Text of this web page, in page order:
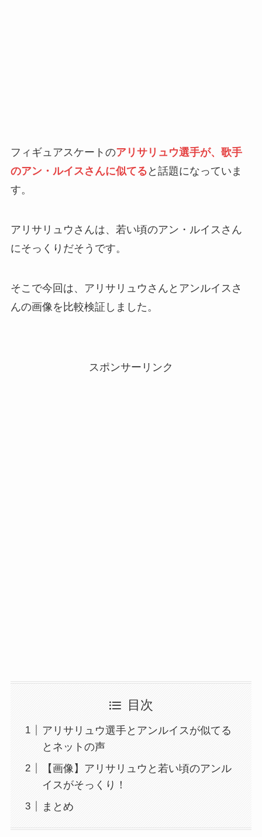
フィギュアスケートのアリサリュウ選手が、歌手
のアン・ルイスさんに似てる と話題になっていま
す。
アリサリュウさんは、若い頃のアン・ルイスさん
にそっくりだそうです。
そこで今回は、アリサリュウさんとアンルイスさ
んの画像を比較検証しました。
スポンサーリンク
目次
アリサリュウ選手とアンルイスが似てる
とネットの声
【画像】アリサリュウと若い頃のアンル
イスがそっくり！
まとめ